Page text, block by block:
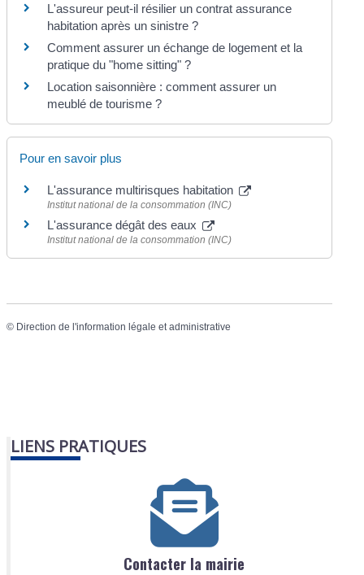
L'assureur peut-il résilier un contrat assurance
habitation après un sinistre ?
Comment assurer un échange de logement et la
pratique du "home sitting" ?
Location saisonnière : comment assurer un
meublé de tourisme ?
Pour en savoir plus
L'assurance multirisques habitation
Institut national de la consommation (INC)
L'assurance dégât des eaux
Institut national de la consommation (INC)
© Direction de l'information légale et administrative
LIENS PRATIQUES
Contacter la mairie